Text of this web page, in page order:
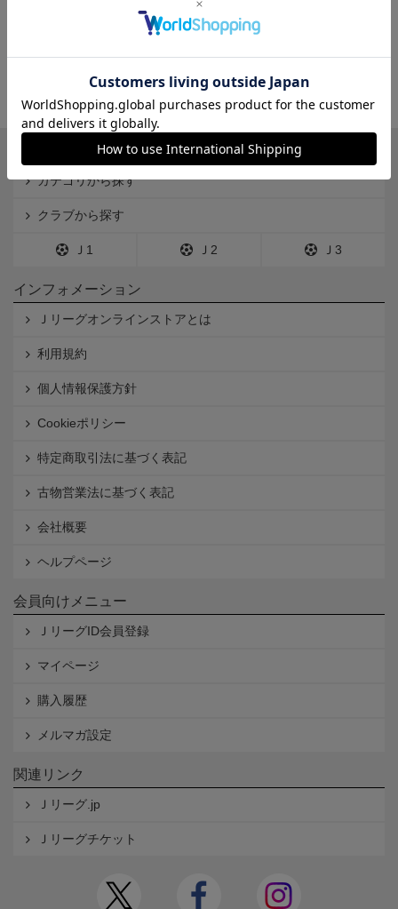
一覧から探す
カテゴリから探す
クラブから探す
Ｊ1 Ｊ2 Ｊ3
インフォメーション
Ｊリーグオンラインストアとは
利用規約
個人情報保護方針
Cookieポリシー
特定商取引法に基づく表記
古物営業法に基づく表記
会社概要
ヘルプページ
会員向けメニュー
ＪリーグID会員登録
マイページ
購入履歴
メルマガ設定
関連リンク
Ｊリーグ.jp
Ｊリーグチケット